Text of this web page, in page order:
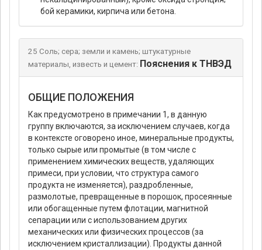
бой керамики, кирпича или бетона.
25 Соль; сера; земли и камень; штукатурные
материалы, известь и цемент: Пояснения к ТНВЭД
ОБЩИЕ ПОЛОЖЕНИЯ
Как предусмотрено в примечании 1, в данную
группу включаются, за исключением случаев, когда
в контексте оговорено иное, минеральные продукты,
только сырые или промытые (в том числе с
применением химических веществ, удаляющих
примеси, при условии, что структура самого
продукта не изменяется), раздробленные,
размолотые, превращенные в порошок, просеянные
или обогащенные путем флотации, магнитной
сепарации или с использованием других
механических или физических процессов (за
исключением кристаллизации). Продукты данной